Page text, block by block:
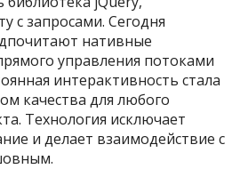
с запросами. Сегодня
нативные
управления потоками
интерактивность стала
качества для любого
Технология исключает
и делает взаимодействие с